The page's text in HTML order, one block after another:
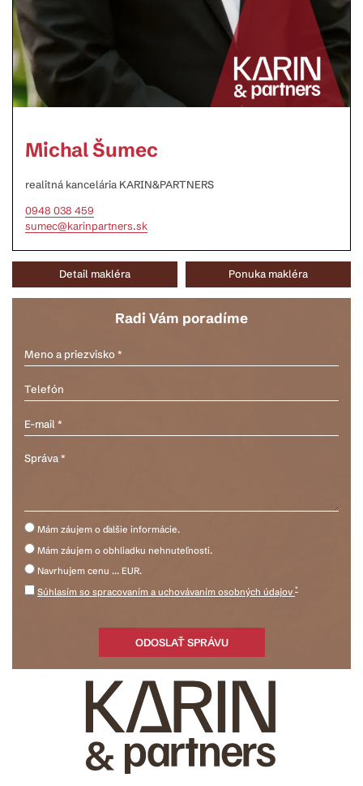
Michal Šumec
realitná kancelária KARIN&PARTNERS
0948 038 459
sumec@karinpartners.sk
Detail makléra Ponuka makléra
Radi Vám poradíme
Mám záujem o ďalšie informácie.
Mám záujem o obhliadku nehnuteľnosti.
Navrhujem cenu ... EUR.
Súhlasím so spracovaním a uchovávaním osobných údajov *